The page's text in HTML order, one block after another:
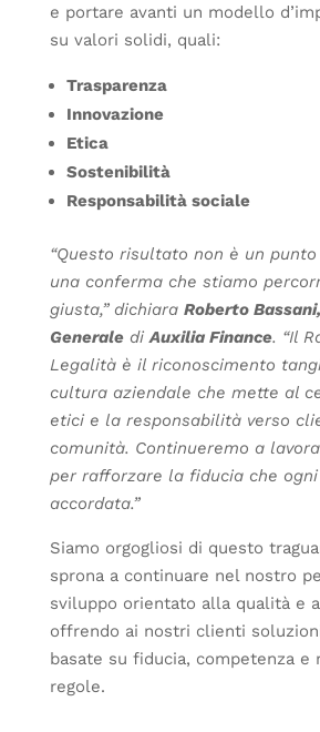
e portare avanti un modello
su valori solidi, quali:
Trasparenza
Innovazione
Etica
Sostenibilità
Responsabilità sociale
“Questo risultato non è un
una conferma che stiamo
giusta,”dichiara Roberto
GeneralediAuxilia Finance. “Il
Legalità è il riconoscimento
cultura aziendale che mette al
etici e la responsabilità verso
comunità. Continueremo a
per rafforzare la fiducia che
accordata.”
Siamo orgogliosi di questo
sprona a continuare nel nostro
sviluppo orientato alla qualità e
offrendo ai nostri clienti
basate su fiducia, competenza e
regole.